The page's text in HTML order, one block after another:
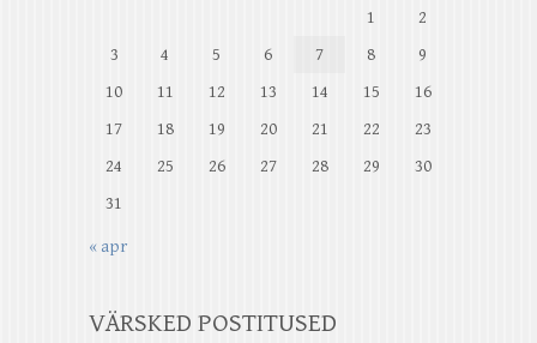
1
2
3
4 5 6 7 8
9
10
11 12 13 14 15
16
17
18 19 20 21 22
23
24
25 26 27 28 29
30
31
« apr
VÄRSKED POSTITUSED